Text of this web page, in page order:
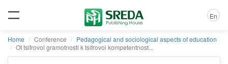
En
Home Conference
Pedagogical and sociological aspects of education
Ot tsifrovoi gramotnosti k tsifrovoi kompetentnost...